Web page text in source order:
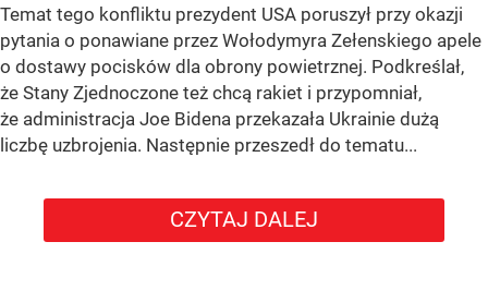
Temat tego konfliktu prezydent USA poruszył przy okazji
pytania o ponawiane przez Wołodymyra Zełenskiego apele
o dostawy pocisków dla obrony powietrznej. Podkreślał,
że Stany Zjednoczone też chcą rakiet i przypomniał,
że administracja Joe Bidena przekazała Ukrainie dużą
liczbę uzbrojenia. Następnie przeszedł do tematu...
CZYTAJ DALEJ